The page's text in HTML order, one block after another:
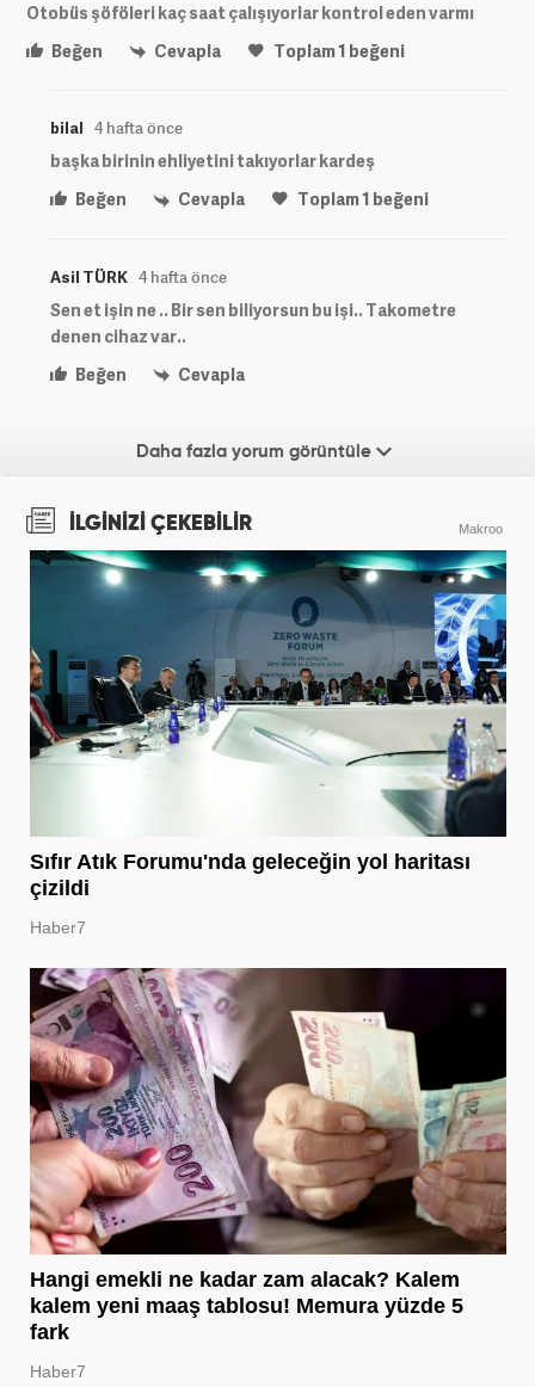
Otobüs şöföleri kaç saat çalışıyorlar kontrol eden varmı
Beğen
Cevapla Toplam1 beğeni
bilal 4 hafta önce
başka birinin ehliyetini takıyorlar kardeş
Beğen
Cevapla Toplam1 beğeni
Asil TÜRK 4 hafta önce
Sen et işin ne .. Bir sen biliyorsun bu işi.. Takometre
denen cihaz var..
Beğen
Cevapla
Daha fazla yorum görüntüle
İLGİNİZİ ÇEKEBİLİR Makroo
Sıfır Atık Forumu'nda geleceğin yol haritası
çizildi
Haber7
Hangi emekli ne kadar zam alacak? Kalem
kalem yeni maaş tablosu! Memura yüzde 5
fark
Haber7